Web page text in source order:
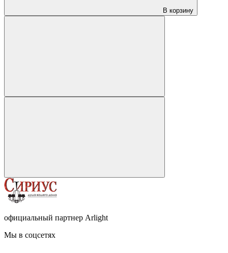
В корзину
официальный партнер Arlight
Мы в соцсетях